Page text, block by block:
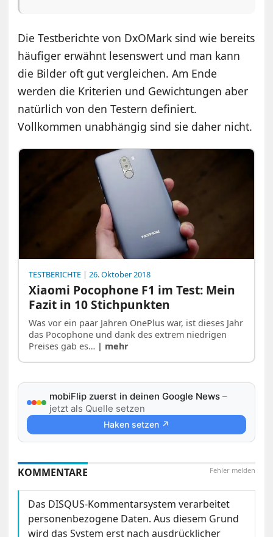
Die Testberichte von DxOMark sind wie bereits
häufiger erwähnt lesenswert und man kann
die Bilder oft gut vergleichen. Am Ende
werden die Kriterien und Gewichtungen aber
natürlich von den Testern definiert.
Vollkommen unabhängig sind sie daher nicht.
TESTBERICHTE | 26. Oktober 2018
Xiaomi Pocophone F1 im Test: Mein
Fazit in 10 Stichpunkten
Was vor ein paar Jahren OnePlus war, ist dieses Jahr
das Pocophone und dank des extrem niedrigen
Preises gab es… | mehr
mobiFlip zuerst in deinen Google News –
jetzt als Quelle setzen
Haken setzen ↗
Fehler melden
KOMMENTARE
Das DISQUS-Kommentarsystem verarbeitet
personenbezogene Daten. Aus diesem Grund
wird das System erst nach ausdrücklicher